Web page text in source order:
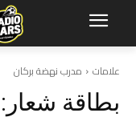
علامات مدرب نهضة بركان
بطاقة شعار: